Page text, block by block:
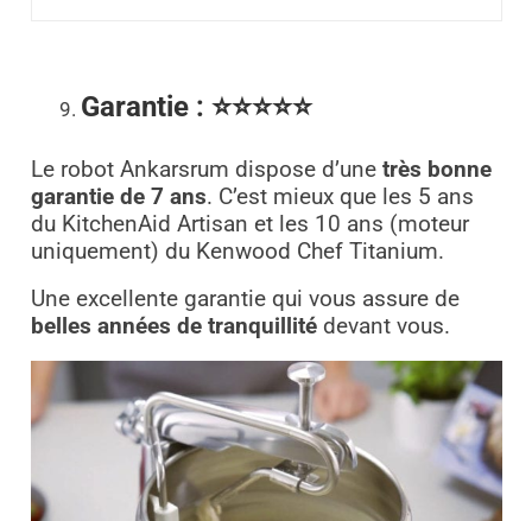
Garantie : ⭐⭐⭐⭐⭐
Le robot Ankarsrum dispose d’une très bonne
garantie de 7 ans. C’est mieux que les 5 ans
du KitchenAid Artisan et les 10 ans (moteur
uniquement) du Kenwood Chef Titanium.
Une excellente garantie qui vous assure de
belles années de tranquillitédevant vous.